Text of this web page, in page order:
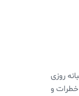
روزی
خطرات و